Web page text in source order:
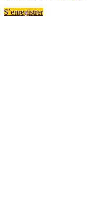
S’enregistrer